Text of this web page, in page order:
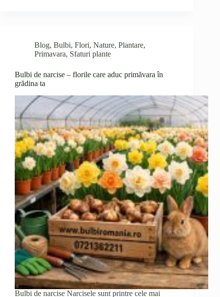
Blog, Bulbi, Flori, Nature, Plantare,
Primavara, Sfaturi plante
Bulbi de narcise – florile care aduc primăvara în
grădina ta
Bulbi de narcise Narcisele sunt printre cele mai